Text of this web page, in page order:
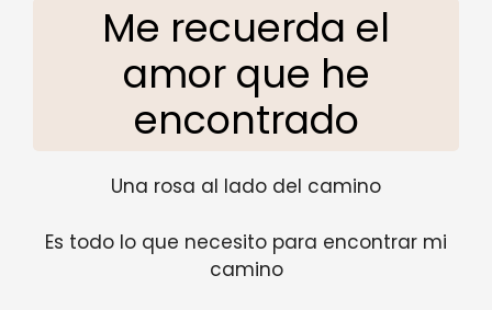
Me recuerda el
amor que he
encontrado
Una rosa al lado del camino
Es todo lo que necesito para encontrar mi
camino